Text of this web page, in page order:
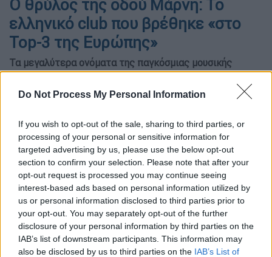
Do Not Process My Personal Information
If you wish to opt-out of the sale, sharing to third parties, or
processing of your personal or sensitive information for
targeted advertising by us, please use the below opt-out
section to confirm your selection. Please note that after your
opt-out request is processed you may continue seeing
interest-based ads based on personal information utilized by
us or personal information disclosed to third parties prior to
your opt-out. You may separately opt-out of the further
disclosure of your personal information by third parties on the
IAB’s list of downstream participants. This information may
also be disclosed by us to third parties on the IAB’s List of
Ο θρύλος της οδού Μάρνη: Το
ελληνικό club που βρέθηκε «στο
Top-3 της Ευρώπης»
Τα μεγαλύτερα ονόματα της παγκόσμιας μουσικής
του.